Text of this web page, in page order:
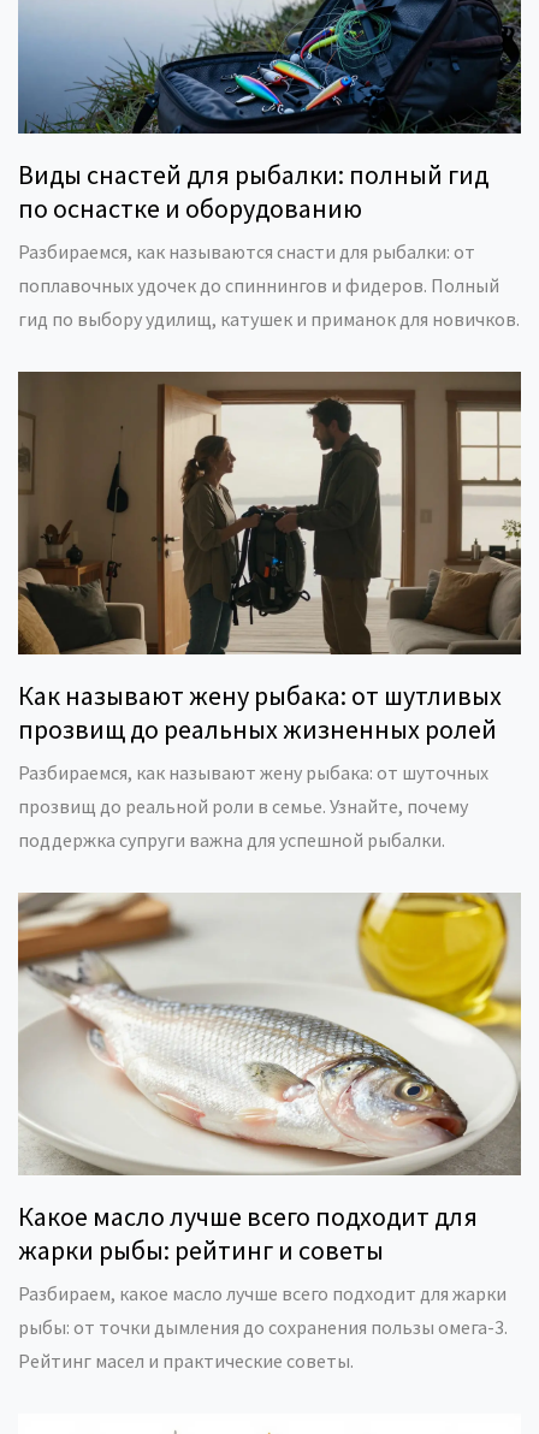
Виды снастей для рыбалки: полный гид
по оснастке и оборудованию
Разбираемся, как называются снасти для рыбалки: от
поплавочных удочек до спиннингов и фидеров. Полный
гид по выбору удилищ, катушек и приманок для новичков.
Как называют жену рыбака: от шутливых
прозвищ до реальных жизненных ролей
Разбираемся, как называют жену рыбака: от шуточных
прозвищ до реальной роли в семье. Узнайте, почему
поддержка супруги важна для успешной рыбалки.
Какое масло лучше всего подходит для
жарки рыбы: рейтинг и советы
Разбираем, какое масло лучше всего подходит для жарки
рыбы: от точки дымления до сохранения пользы омега-3.
Рейтинг масел и практические советы.